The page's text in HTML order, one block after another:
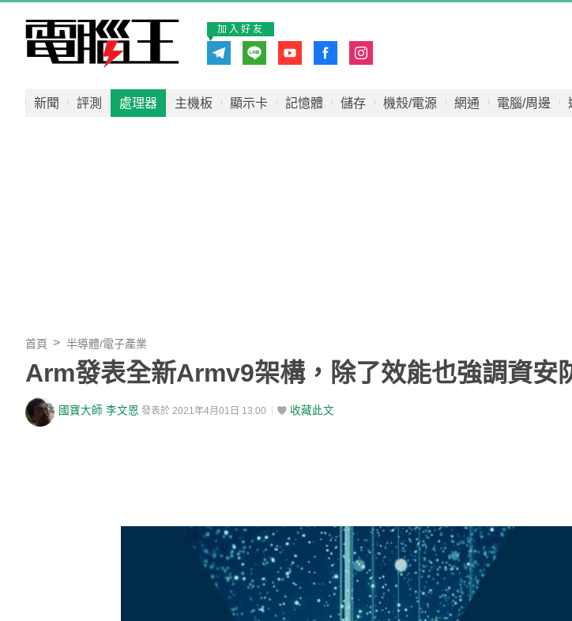
加入好友
新聞 評測 處理器 主機板 顯示卡 記憶體 儲存 機殼/電源 網通 電腦/周邊
首頁 半導體/電子產業
Arm發表全新Armv9架構，除了效能也強調資安
國寶大師 李文恩 發表於 2021年4月01日 13:00 收藏此文